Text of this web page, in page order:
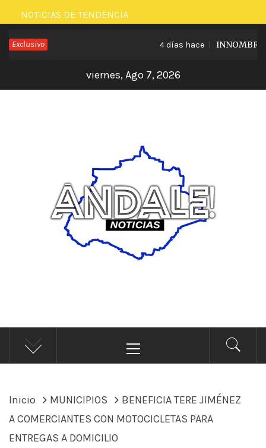
Saltar
al
contenido
NOTICIAS DE TENDENCIA
Exclusivo 4 días hace
viernes, Ago 7, 2026
ÁNDALE NOTICIAS
Noticias
principal
Inicio MUNICIPIOS
BENEFICIA TERE JIMÉNEZ
A COMERCIANTES CON MOTOCICLETAS PARA
ENTREGAS A DOMICILIO